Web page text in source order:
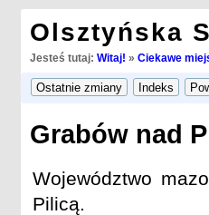
Olsztyńska
Jesteś tutaj: Witaj! » Ciekawe
Grabów nad
Województwo
Pilicą.